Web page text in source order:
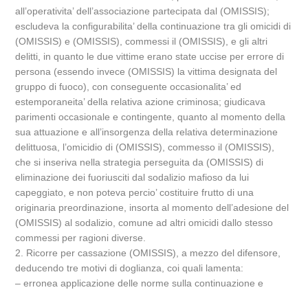
all’operativita’ dell’associazione partecipata dal (OMISSIS);
escludeva la configurabilita’ della continuazione tra gli omicidi di
(OMISSIS) e (OMISSIS), commessi il (OMISSIS), e gli altri
delitti, in quanto le due vittime erano state uccise per errore di
persona (essendo invece (OMISSIS) la vittima designata del
gruppo di fuoco), con conseguente occasionalita’ ed
estemporaneita’ della relativa azione criminosa; giudicava
parimenti occasionale e contingente, quanto al momento della
sua attuazione e all’insorgenza della relativa determinazione
delittuosa, l’omicidio di (OMISSIS), commesso il (OMISSIS),
che si inseriva nella strategia perseguita da (OMISSIS) di
eliminazione dei fuoriusciti dal sodalizio mafioso da lui
capeggiato, e non poteva percio’ costituire frutto di una
originaria preordinazione, insorta al momento dell’adesione del
(OMISSIS) al sodalizio, comune ad altri omicidi dallo stesso
commessi per ragioni diverse.
2. Ricorre per cassazione (OMISSIS), a mezzo del difensore,
deducendo tre motivi di doglianza, coi quali lamenta:
– erronea applicazione delle norme sulla continuazione e